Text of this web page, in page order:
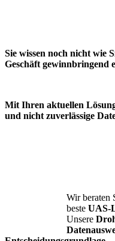
Sie wissen noch nicht wie
Geschäft gewinnbringend
Mit Ihren aktuellen
und nicht zuverlässige
Wir beraten
beste UAS-
Unsere